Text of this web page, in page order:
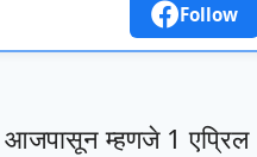
Follow
आजपासून म्हणजे 1 एप्रिल